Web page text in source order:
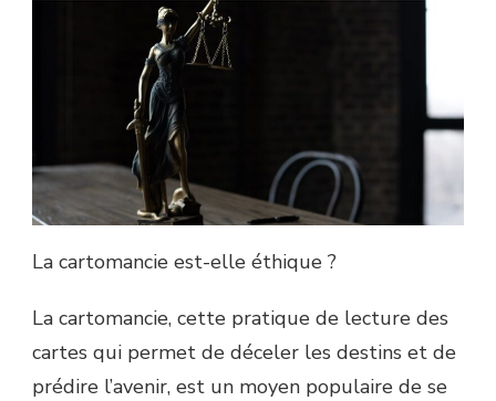
La cartomancie est-elle éthique ?
La cartomancie, cette pratique de lecture des
cartes qui permet de déceler les destins et de
prédire l’avenir, est un moyen populaire de se